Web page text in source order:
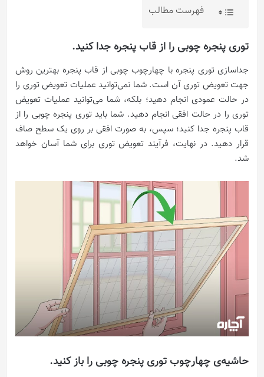
فهرست مطالب
توری پنجره چوبی را از قاب پنجره جدا کنید.
جداسازی توری پنجره با چهارچوب چوبی از قاب پنجره بهترین روش
جهت تعویض توری آن است. شما نمی‌توانید عملیات تعویض توری را
در حالت عمودی انجام دهید؛ بلکه، شما می‌توانید عملیات تعویض
توری را در حالت افقی انجام دهید. شما باید توری پنجره چوبی را از
قاب پنجره جدا کنید؛ سپس، به صورت افقی بر روی یک سطح صاف
قرار دهید. در نهایت، فرآیند تعویض توری برای شما آسان خواهد
شد.
حاشیه‌ی چهارچوب توری پنجره چوبی را باز کنید.